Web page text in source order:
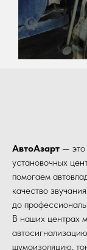
АвтоАзарт — это
установочных
помогаем
качество
до
В наших центрах
шумоизоляцию,